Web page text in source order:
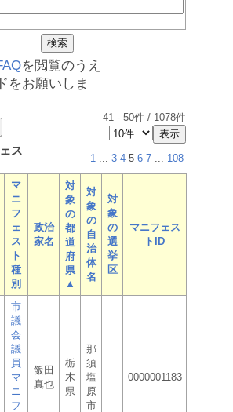
を閲覧のうえ
をお願いしま
41 - 50件 / 1078件
ス
1 ... 3 4 5 6 7 ... 108
マ
ニ
フ
ェ
ス
ト
種
別
政治
家名
対
象
の
都
道
府
県
▲
対
象
の
自
治
体
名
対
象
の
選
挙
区
マニフェス
トID
市
議
会
議
員
マ
ニ
フ
飯田
真也
栃
木
県
那
須
塩
原
市
0000001183